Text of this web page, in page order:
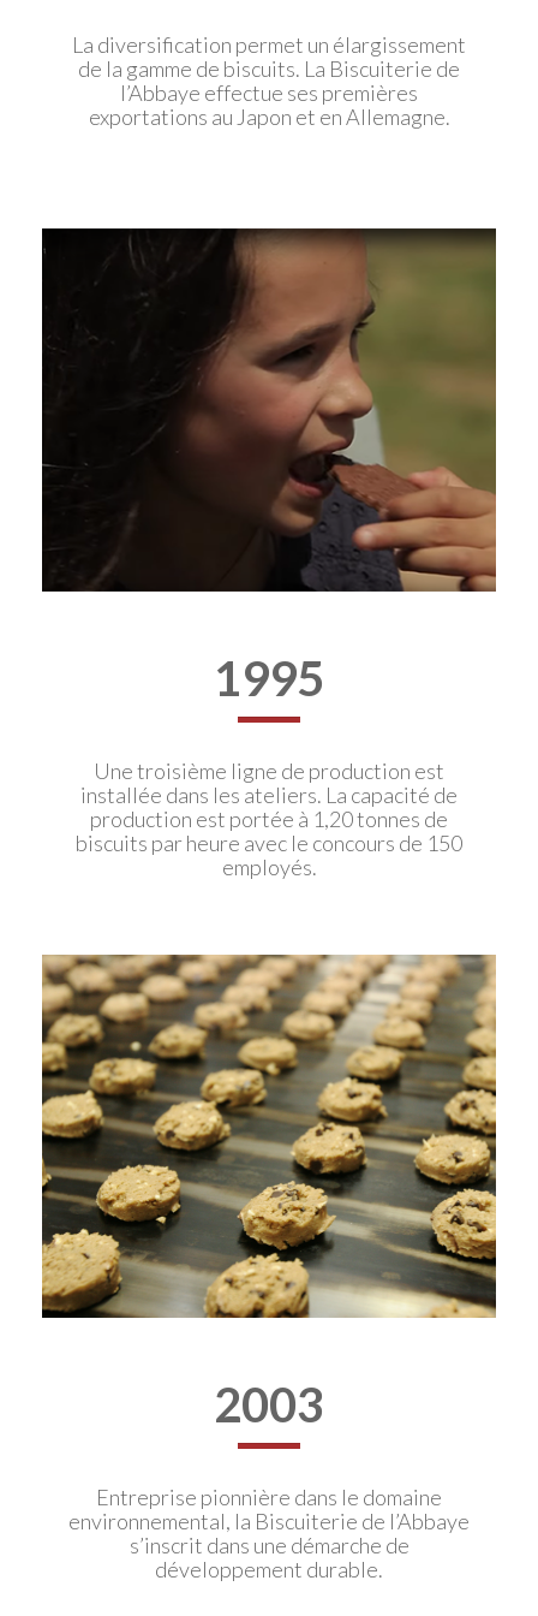
La diversification permet un élargissement
de la gamme de biscuits. La Biscuiterie de
l’Abbaye effectue ses premières
exportations au Japon et en Allemagne.
1995
Une troisième ligne de production est
installée dans les ateliers. La capacité de
production est portée à 1,20 tonnes de
biscuits par heure avec le concours de 150
employés.
2003
Entreprise pionnière dans le domaine
environnemental, la Biscuiterie de l’Abbaye
s’inscrit dans une démarche de
développement durable.